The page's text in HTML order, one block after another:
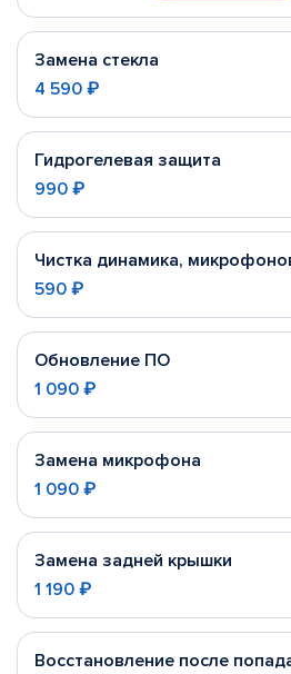
Замена стекла
4 590 ₽
Гидрогелевая защита
990 ₽
Чистка динамика,
590 ₽
Обновление ПО
1 090 ₽
Замена микрофона
1 090 ₽
Замена задней крышки
1 190 ₽
Восстановление после